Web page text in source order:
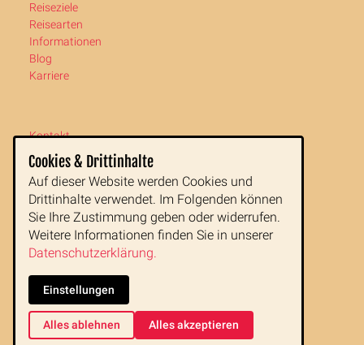
Reiseziele
Reisearten
Informationen
Blog
Karriere
Kontakt
Newsletter
Impressum
AGB
Datenschutz
Zugvogeltouristik GmbH
Buchfeldgasse 16
1080 Wien
Tel: +43 1 890 77 00
Fax: +43 1 890 77 00 99
E-Mail: office@zugvogeltouristik.at
Cookies & Drittinhalte
Auf dieser Website werden Cookies und
Drittinhalte verwendet. Im Folgenden können
Sie Ihre Zustimmung geben oder widerrufen.
Weitere Informationen finden Sie in unserer
Datenschutzerklärung.
Einstellungen
Alles ablehnen Alles akzeptieren